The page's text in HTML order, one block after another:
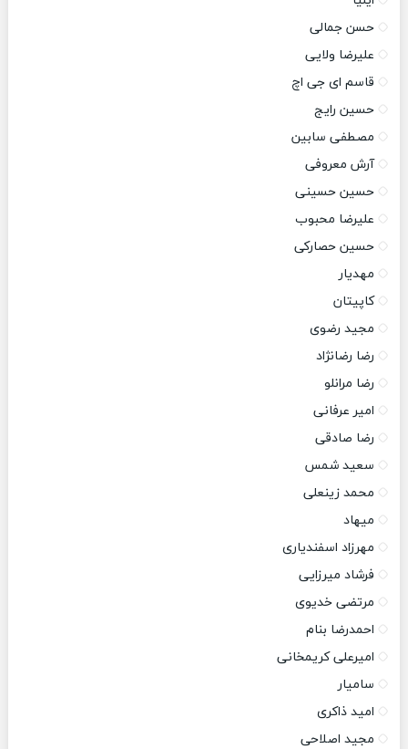
حسن جمالی
علیرضا ولایی
قاسم ای جی اچ
حسین رایج
مصطفی سابین
آرش معروفی
حسین حسینی
علیرضا محبوب
حسین حصارکی
مهدیار
کاپیتان
مجید رضوی
رضا رضانژاد
رضا مرانلو
امیر عرفانی
رضا صادقی
سعید شمس
محمد زینعلی
میهاد
مهرزاد اسفندیاری
فرشاد میرزایی
مرتضی خدیوی
احمدرضا بنام
امیرعلی کریمخانی
سامیار
امید ذاکری
مجید اصلاحی